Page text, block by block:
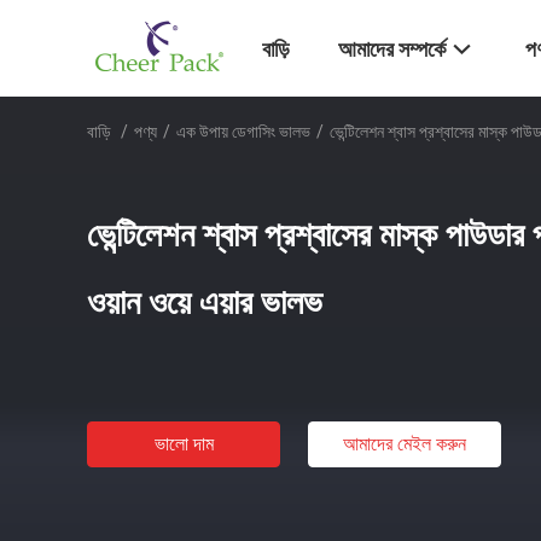
বাড়ি আমাদের সম্পর্কে
বাড়ি / পণ্য / এক উপায় ডেগাসিং ভালভ / ভেন্টিলেশন শ্বাস প্রশ্বাসের মাস্ক
ভেন্টিলেশন শ্বাস প্রশ্বাসের মাস্ক
ওয়ান ওয়ে এয়ার ভালভ
ভালো দাম আমাদের মেইল ​​করুন